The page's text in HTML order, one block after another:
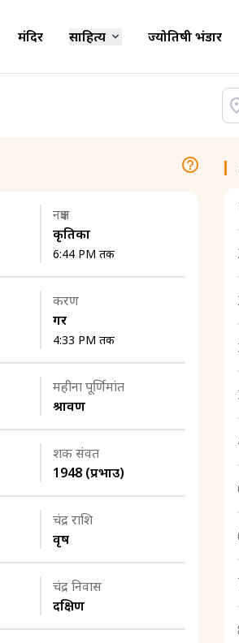
मंदिर साहित्य ज्योतिषी भंडार
नक्षत्र
कृतिका
6:44 PM तक
करण
गर
4:33 PM तक
महीना पूर्णिमांत
श्रावण
शक संवत
1948 (प्रभाउ)
चंद्र राशि
वृष
चंद्र निवास
दक्षिण